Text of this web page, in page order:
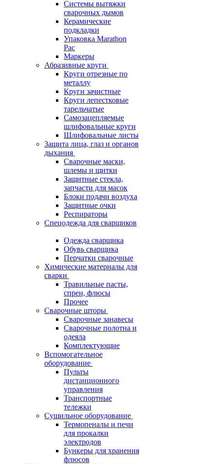
Системы вытяжки
сварочных дымов
Керамические
подкладки
Упаковка Marathon
Pac
Маркеры
Абразивные круги
Круги отрезные по
металлу
Круги зачистные
Круги лепестковые
тарельчатые
Самозацепляемые
шлифовальные круги
Шлифовальные листы
Защита лица, глаз и органов
дыхания
Сварочные маски,
шлемы и щитки
Защитные стекла,
запчасти для масок
Блоки подачи воздуха
Защитные очки
Респираторы
Спецодежда для сварщиков
Одежда сварщика
Обувь сварщика
Перчатки сварочные
Химические материалы для
сварки
Травильные пасты,
спреи, флюсы
Прочее
Сварочные шторы
Сварочные занавесы
Сварочные полотна и
одеяла
Комплектующие
Вспомогательное
оборудование
Пульты
дистанционного
управления
Транспортные
тележки
Сушильное оборудование
Термопеналы и печи
для прокалки
электродов
Бункеры для хранения
флюсов